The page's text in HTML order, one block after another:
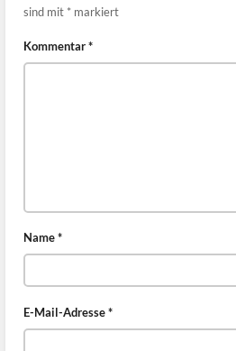
sind mit * markiert
Kommentar*
Name*
E-Mail-Adresse*